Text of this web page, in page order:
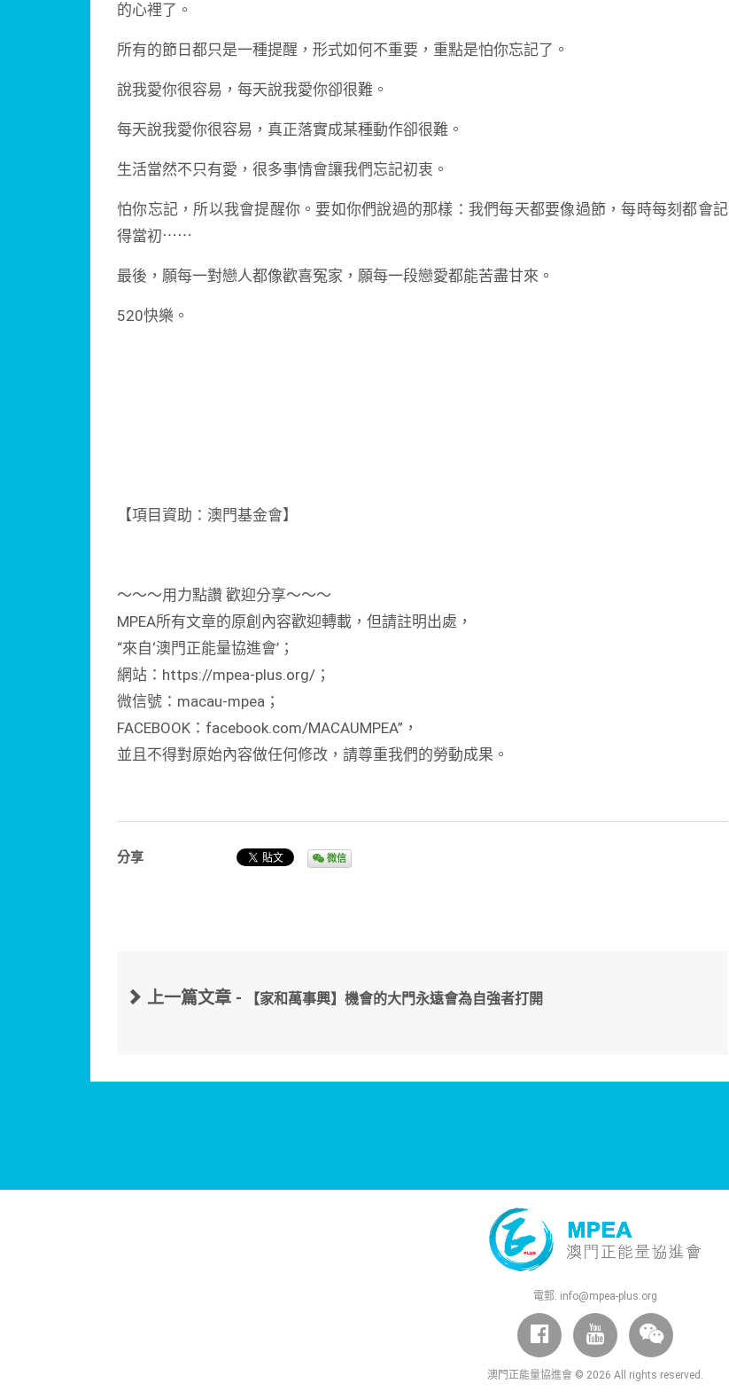
的心裡了。
所有的節日都只是一種提醒，形式如何不重要，重點是怕你忘記了。
說我愛你很容易，每天說我愛你卻很難。
每天說我愛你很容易，真正落實成某種動作卻很難。
生活當然不只有愛，很多事情會讓我們忘記初衷。
怕你忘記，所以我會提醒你。要如你們說過的那樣：我們每天都要像過節，每時每刻都會記
得當初⋯⋯
最後，願每一對戀人都像歡喜冤家，願每一段戀愛都能苦盡甘來。
520快樂。
【項目資助：澳門基金會】
～～～用力點讚 歡迎分享～～～
MPEA所有文章的原創內容歡迎轉載，但請註明出處，
“來自‘澳門正能量協進會’；
網站：https://mpea-plus.org/；
微信號：macau-mpea；
FACEBOOK：facebook.com/MACAUMPEA”，
並且不得對原始內容做任何修改，請尊重我們的勞動成果。
分享 微信
上一篇文章 - 【家和萬事興】機會的大門永遠會為自強者打開
電郵: info@mpea-plus.org
澳門正能量協進會 © 2026 All rights reserved.